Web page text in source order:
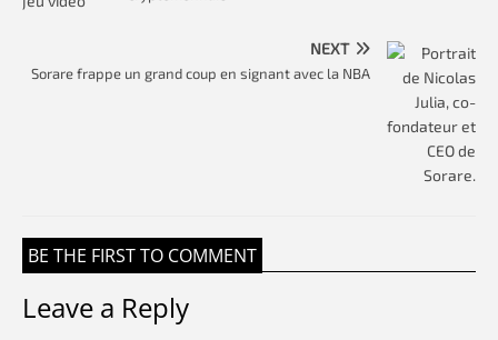
NEXT
Sorare frappe un grand coup en signant avec la NBA
BE THE FIRST TO COMMENT
Leave a Reply